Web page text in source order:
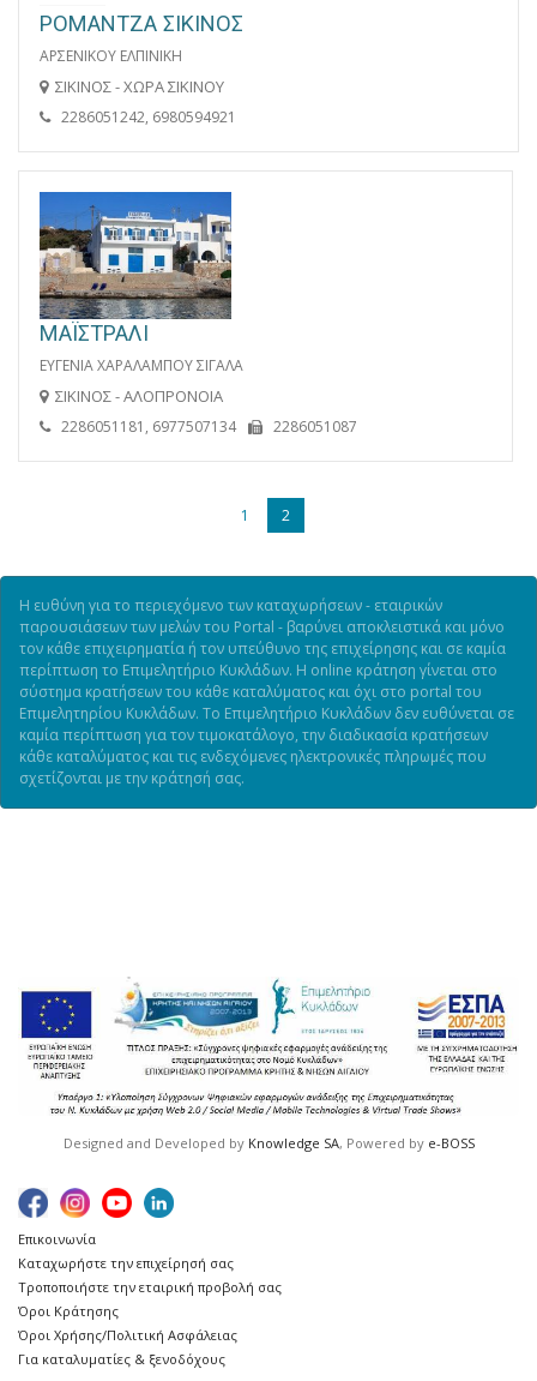
ΡΟΜΑΝΤΖΑ ΣΙΚΙΝΟΣ
ΑΡΣΕΝΙΚΟΥ ΕΛΠΙΝΙΚΗ
ΣΙΚΙΝΟΣ - ΧΩΡΑ ΣΙΚΙΝΟΥ
2286051242, 6980594921
ΜΑΪΣΤΡΑΛΙ
ΕΥΓΕΝΙΑ ΧΑΡΑΛΑΜΠΟΥ ΣΙΓΑΛΑ
ΣΙΚΙΝΟΣ - ΑΛΟΠΡΟΝΟΙΑ
2286051181, 6977507134 2286051087
1 2
Η ευθύνη για το περιεχόμενο των καταχωρήσεων - εταιρικών
παρουσιάσεων των μελών του Portal - βαρύνει αποκλειστικά και μόνο
τον κάθε επιχειρηματία ή τον υπεύθυνο της επιχείρησης και σε καμία
περίπτωση το Επιμελητήριο Κυκλάδων. Η online κράτηση γίνεται στο
σύστημα κρατήσεων του κάθε καταλύματος και όχι στο portal του
Επιμελητηρίου Κυκλάδων. Το Επιμελητήριο Κυκλάδων δεν ευθύνεται σε
καμία περίπτωση για τον τιμοκατάλογο, την διαδικασία κρατήσεων
κάθε καταλύματος και τις ενδεχόμενες ηλεκτρονικές πληρωμές που
σχετίζονται με την κράτησή σας.
Designed and Developed by Knowledge SA, Powered by e-BOSS
Επικοινωνία
Καταχωρήστε την επιχείρησή σας
Τροποποιήστε την εταιρική προβολή σας
Όροι Κράτησης
Όροι Χρήσης/Πολιτική Ασφάλειας
Για καταλυματίες & ξενοδόχους